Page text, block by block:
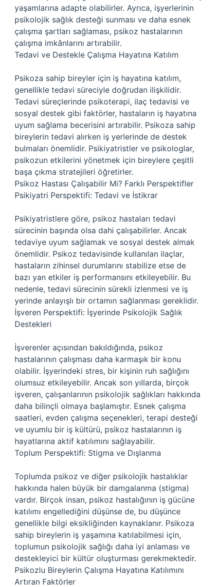
yaşamlarına adapte olabilirler. Ayrıca, işyerlerinin
psikolojik sağlık desteği sunması ve daha esnek
çalışma şartları sağlaması, psikoz hastalarının
çalışma imkânlarını artırabilir.
Tedavi ve Destekle Çalışma Hayatına Katılım
Psikoza sahip bireyler için iş hayatına katılım,
genellikle tedavi süreciyle doğrudan ilişkilidir.
Tedavi süreçlerinde psikoterapi, ilaç tedavisi ve
sosyal destek gibi faktörler, hastaların iş hayatına
uyum sağlama becerisini artırabilir. Psikoza sahip
bireylerin tedavi alırken iş yerlerinde de destek
bulmaları önemlidir. Psikiyatristler ve psikologlar,
psikozun etkilerini yönetmek için bireylere çeşitli
başa çıkma stratejileri öğretirler.
Psikoz Hastası Çalışabilir Mi? Farklı Perspektifler
Psikiyatri Perspektifi: Tedavi ve İstikrar
Psikiyatristlere göre, psikoz hastaları tedavi
sürecinin başında olsa dahi çalışabilirler. Ancak
tedaviye uyum sağlamak ve sosyal destek almak
önemlidir. Psikoz tedavisinde kullanılan ilaçlar,
hastaların zihinsel durumlarını stabilize etse de
bazı yan etkiler iş performansını etkileyebilir. Bu
nedenle, tedavi sürecinin sürekli izlenmesi ve iş
yerinde anlayışlı bir ortamın sağlanması gereklidir.
İşveren Perspektifi: İşyerinde Psikolojik Sağlık
Destekleri
İşverenler açısından bakıldığında, psikoz
hastalarının çalışması daha karmaşık bir konu
olabilir. İşyerindeki stres, bir kişinin ruh sağlığını
olumsuz etkileyebilir. Ancak son yıllarda, birçok
işveren, çalışanlarının psikolojik sağlıkları hakkında
daha bilinçli olmaya başlamıştır. Esnek çalışma
saatleri, evden çalışma seçenekleri, terapi desteği
ve uyumlu bir iş kültürü, psikoz hastalarının iş
hayatlarına aktif katılımını sağlayabilir.
Toplum Perspektifi: Stigma ve Dışlanma
Toplumda psikoz ve diğer psikolojik hastalıklar
hakkında halen büyük bir damgalanma (stigma)
vardır. Birçok insan, psikoz hastalığının iş gücüne
katılımı engellediğini düşünse de, bu düşünce
genellikle bilgi eksikliğinden kaynaklanır. Psikoza
sahip bireylerin iş yaşamına katılabilmesi için,
toplumun psikolojik sağlığı daha iyi anlaması ve
destekleyici bir kültür oluşturması gerekmektedir.
Psikozlu Bireylerin Çalışma Hayatına Katılımını
Artıran Faktörler